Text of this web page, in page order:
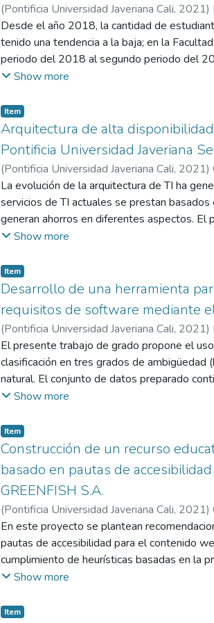
de la empresa Oiko Backoffice S.A.S.
(Pontificia Universidad Javeriana Cali, 2021)
Desde el año 2018, la cantidad de
tenido una tendencia a la baja; en la
periodo del 2018 al segundo periodo del
Este es un desafío permanente para las
variedad de estrategias de retención para
La pandemia de coronavirus que afecta al
superior a replantear sus metodologías de
de pregrado y posgrados. La
pudieran reinventarse y seguir ofreciendo
crecimiento de la virtualidad supuso una
traslados y gestionar el tiempo de forma
mercado para la oferta de los programas
de comunicación y redes sociales para
Show more
Item
Arquitectura de alta
Pontificia Universidad Javeriana
(Pontificia Universidad Javeriana Cali, 2021)
La evolución de la arquitectura de TI ha
servicios de TI actuales se prestan
generan ahorros en diferentes aspectos. El
en contenedores Docker para la Pontificia
diferentes tecnologías que serán evaluadas
estado actual y alternativas, para una
una última de evaluación de resultados y
Show more
Item
Desarrollo de una herramienta
requisitos de software mediante
(Pontificia Universidad Javeriana Cali, 2021)
El presente trabajo de grado propone el
clasificación en tres grados de
natural. El conjunto de datos preparado
acuerdo a su ambigüedad sintáctica usando
entre otros. Los mejores resultados se
un F1-Score de 80 % en la clase
ambigüedad alta, y un accuracy entre 69 %
Show more
Item
Construcción de un recurso
basado en pautas de
GREENFISH S.A.
(Pontificia Universidad Javeriana Cali, 2021)
En este proyecto se plantean
pautas de accesibilidad para el contenido
cumplimiento de heurísticas basadas en la
sistemas. Se propone una arquitectura
recurso educativo que contiene elementos
Show more
Item